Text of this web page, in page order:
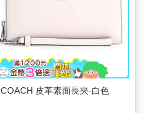
COACH 皮革素面長夾-白色